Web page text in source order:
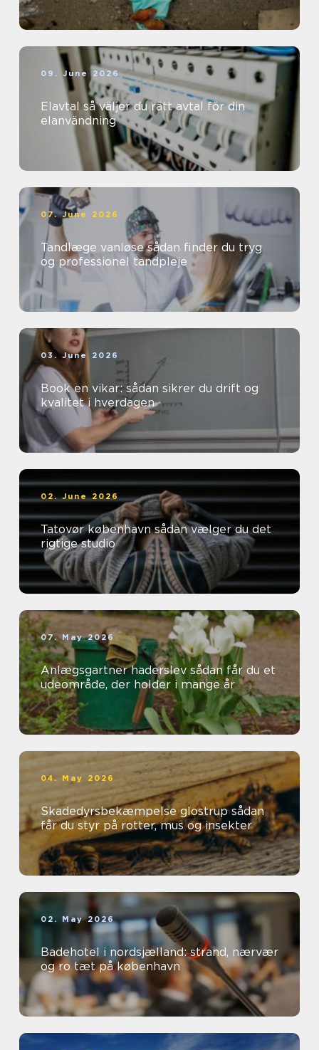
09. June 2026
Elavtal så väljer du rätt avtal för din
elanvändning
07. June 2026
Tandlæge vanløse sådan finder du tryg
og professionel tandpleje
03. June 2026
Book en vikar: sådan sikrer du drift og
kvalitet i hverdagen
02. June 2026
Tatovør københavn sådan vælger du det
rigtige studio
07. May 2026
Anlægsgartner haderslev sådan får du et
udeområde, der holder i mange år
04. May 2026
Skadedyrsbekæmpelse glostrup sådan
får du styr på rotter, mus og insekter
02. May 2026
Badehotel i nordsjælland: strand, nærvær
og ro tæt på københavn